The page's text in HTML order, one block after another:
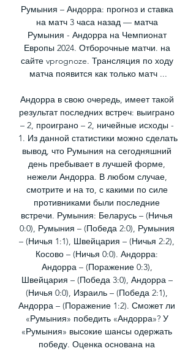
Румыния – Андорра: прогноз и ставка
на матч 3 часа назад — матча
Румыния - Андорра на Чемпионат
Европы 2024. Отборочные матчи. на
сайте vprognoze. Трансляция по ходу
матча появится как только матч ...
Андорра в свою очередь, имеет такой
результат последних встреч: выиграно
– 2, проиграно – 2, ничейные исходы -
1. Из данной статистики можно сделать
вывод, что Румыния на сегодняшний
день пребывает в лучшей форме,
нежели Андорра. В любом случае,
смотрите и на то, с какими по силе
противниками были последние
встречи. Румыния: Беларусь – (Ничья
0:0), Румыния – (Победа 2:0), Румыния
– (Ничья 1:1), Швейцария – (Ничья 2:2),
Косово – (Ничья 0:0). Андорра:
Андорра – (Поражение 0:3),
Швейцария – (Победа 3:0), Андорра –
(Ничья 0:0), Израиль – (Победа 2:1),
Андорра – (Поражение 1:2). Сможет ли
«Румыния» победить «Андорра»? У
«Румыния» высокие шансы одержать
победу. Оценка основана на